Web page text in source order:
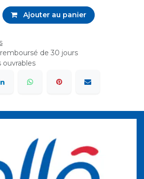
Ajouter au panier
de 30 jours
ouvrables